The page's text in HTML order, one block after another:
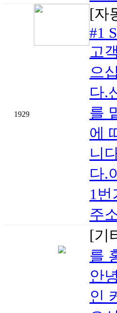
1929
[자
#1
고
으
다.
를
에
니
다.
1번
주
[기
를
안
인